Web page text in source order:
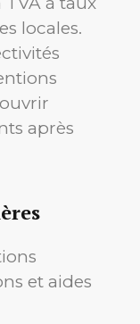
locales.
après
et aides